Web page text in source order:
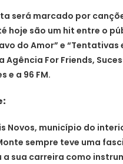
será marcado por
hoje são um hit entre o
do Amor” e “Tentativas
For Friends,
e a 96 FM.
Novos, município do
sempre teve uma
sua carreira como